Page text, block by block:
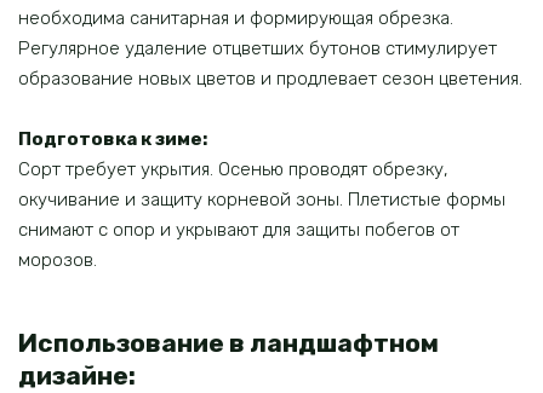
необходима санитарная и формирующая обрезка.
Регулярное удаление отцветших бутонов стимулирует
образование новых цветов и продлевает сезон цветения.
Подготовка к зиме:
Сорт требует укрытия. Осенью проводят обрезку,
окучивание и защиту корневой зоны. Плетистые формы
снимают с опор и укрывают для защиты побегов от
морозов.
Использование в ландшафтном
дизайне: